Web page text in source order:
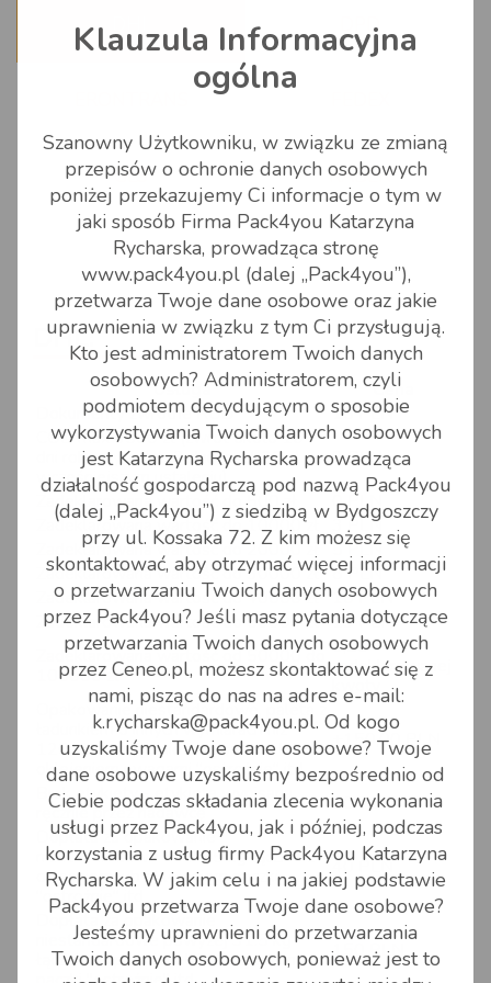
Możesz na nas liczyć
Jak to działa?
Wysyłka do Anglii
Artykuły pomocnicze
Przesyłki poza unię europejską
Najczęściej zadawane pytania
Zasady pakowania
Dokumenty do pobrania
Zapytanie o cenę
Formularz zlecenia
niestandardowego
DPD
GLS RABEN
UPS
DHL:
Usługa
Cena
Dokumenty zwrotne ROD
15 PLN
COD max 6500 zł (zwrot około 10
dni roboczych, lub 3 dni koszt 20 zł po
wcześniejszym ustaleniu)
8 PLN
Zadeklarowana wartość do 500 zł
0 PLN
Zadeklarowana wartość do 10000 zł
3 PLN
Zadeklarowana wartość do 20000 zł 5 PLN
Zadeklarowana wartość do 30000 zł 8 PLN
Zadeklarowana wartość do 40000 zł
10 PLN
Zadeklarowana wartość do 50000 zł 13 PLN
Zadeklarowana wartość od 50000 do
100000 zł
0,25
zadeklarowanej
Opakowanie niestandardowe, paleta z
ładunkiem o innych wymiarach niż
120x80 cm łącznie z opisaniem lub
oklejeniem uwagami "ostrożnie" itd
+150,00 PLN
Brak etykiety - etykieta wypisana
ręcznie przez nadawcę
10 PLN
Dopłata za opakowanie
niestandardowe do 31.5 kg łącznie z
opisaniem lub oklejeniem paczki
"ostrożnie" itd
40 PLN
Dopłata za opakowanie
niestandardowe powyżej 31.5 kg
łącznie z opisaniem lub oklejeniem
150 PLN
Klauzula Informacyjna
ogólna
Szanowny Użytkowniku, w związku ze zmianą
przepisów o ochronie danych osobowych
poniżej przekazujemy Ci informacje o tym w
jaki sposób Firma Pack4you Katarzyna
Rycharska, prowadząca stronę
www.pack4you.pl (dalej „Pack4you”),
przetwarza Twoje dane osobowe oraz jakie
uprawnienia w związku z tym Ci przysługują.
Kto jest administratorem Twoich danych
osobowych? Administratorem, czyli
podmiotem decydującym o sposobie
wykorzystywania Twoich danych osobowych
jest Katarzyna Rycharska prowadząca
działalność gospodarczą pod nazwą Pack4you
(dalej „Pack4you”) z siedzibą w Bydgoszczy
przy ul. Kossaka 72. Z kim możesz się
skontaktować, aby otrzymać więcej informacji
o przetwarzaniu Twoich danych osobowych
przez Pack4you? Jeśli masz pytania dotyczące
przetwarzania Twoich danych osobowych
przez Ceneo.pl, możesz skontaktować się z
nami, pisząc do nas na adres e-mail:
k.rycharska@pack4you.pl. Od kogo
uzyskaliśmy Twoje dane osobowe? Twoje
dane osobowe uzyskaliśmy bezpośrednio od
Ciebie podczas składania zlecenia wykonania
usługi przez Pack4you, jak i później, podczas
korzystania z usług firmy Pack4you Katarzyna
Rycharska. W jakim celu i na jakiej podstawie
Pack4you przetwarza Twoje dane osobowe?
Jesteśmy uprawnieni do przetwarzania
Twoich danych osobowych, ponieważ jest to